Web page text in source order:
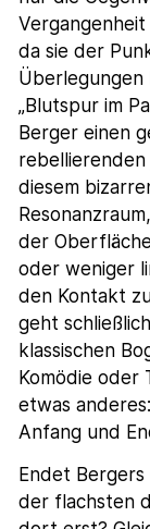
da sie der
Überlegungen
„Blutspur im
Berger einen
rebellierenden
diesem
der
oder weniger
den Kontakt
geht
klassischen
Komödie oder
etwas
Anfang und
Endet
der flachsten